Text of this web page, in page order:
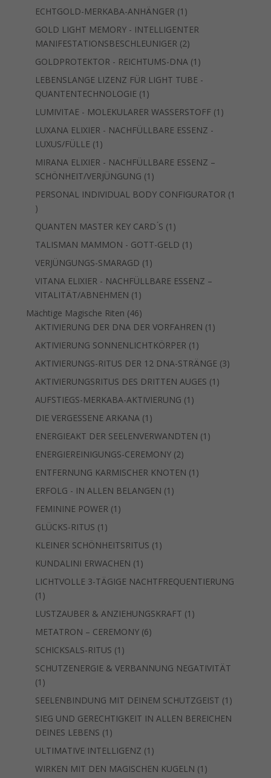
Produkt
ECHTGOLD-MERKABA-ANHÄNGER 1 1
Produkt
GOLD LIGHT MEMORY - INTELLIGENTER
MANIFESTATIONSBESCHLEUNIGER 22
Produkte
GOLDPROTEKTOR - REICHTUMS-DNA 1 1
Produkt
LEBENSLANGE LIZENZ FÜR LIGHT TUBE -
QUANTENTECHNOLOGIE 1 1
Produkt
LUMIVITAE - MOLEKULARER WASSERSTOFF 1 1
LUXANA ELIXIER - NACHFÜLLBARE ESSENZ -
LUXUS/FÜLLE 1 1
Produkt
MIRANA ELIXIER - NACHFÜLLBARE ESSENZ –
SCHÖNHEIT/VERJÜNGUNG 1 1
Produkt
PERSONAL INDIVIDUAL BODY CONFIGURATOR 1
1
Produkt
QUANTEN MASTER KEY CARD ́S 1 1
Produkt
TALISMAN MAMMON - GOTT-GELD 1 1
VERJÜNGUNGS-SMARAGD 1 1
Produkt
VITANA ELIXIER - NACHFÜLLBARE ESSENZ –
VITALITÄT/ABNEHMEN 1 1
Produkt
Mächtige Magische Riten 4646
Produkte
AKTIVIERUNG DER DNA DER VORFAHREN 1 1
AKTIVIERUNG SONNENLICHTKÖRPER 1 1
Produkt
AKTIVIERUNGS-RITUS DER 12 DNA-STRÄNGE 33
AKTIVIERUNGSRITUS DES DRITTEN AUGES 1 1
AUFSTIEGS-MERKABA-AKTIVIERUNG 1 1
DIE VERGESSENE ARKANA 1 1
Produkt
ENERGIEAKT DER SEELENVERWANDTEN 1 1
ENERGIEREINIGUNGS-CEREMONY 22
Produkte
ENTFERNUNG KARMISCHER KNOTEN 1 1
ERFOLG - IN ALLEN BELANGEN 1 1
FEMININE POWER 1 1
GLÜCKS-RITUS 1 1
Produkt
KLEINER SCHÖNHEITSRITUS 1 1
KUNDALINI ERWACHEN 1 1
Produkt
LICHTVOLLE 3-TÄGIGE NACHTFREQUENTIERUNG
1 1
Produkt
LUSTZAUBER & ANZIEHUNGSKRAFT 1 1
METATRON – CEREMONY 66
SCHICKSALS-RITUS 1 1
Produkt
SCHUTZENERGIE & VERBANNUNG NEGATIVITÄT
1 1
Produkt
SEELENBINDUNG MIT DEINEM SCHUTZGEIST 1 1
Produkt
SIEG UND GERECHTIGKEIT IN ALLEN BEREICHEN
DEINES LEBENS 1 1
Produkt
ULTIMATIVE INTELLIGENZ 1 1
Produkt
WIRKEN MIT DEN MAGISCHEN KUGELN 1 1